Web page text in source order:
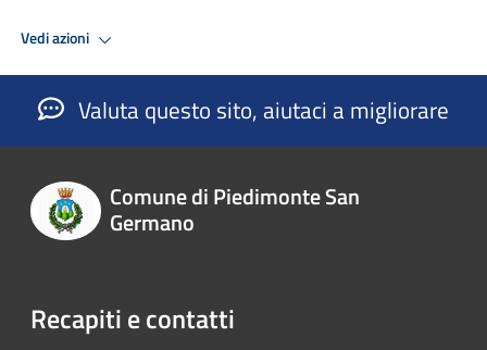
Vedi azioni
Valuta questo sito, aiutaci a migliorare
Comune di Piedimonte San
Germano
Recapiti e contatti